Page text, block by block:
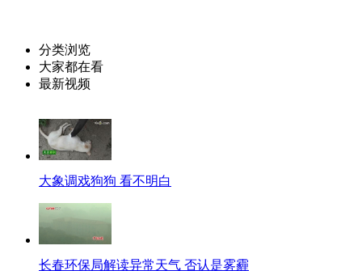
分类浏览
大家都在看
最新视频
大象调戏狗狗 看不明白
长春环保局解读异常天气 否认是雾霾